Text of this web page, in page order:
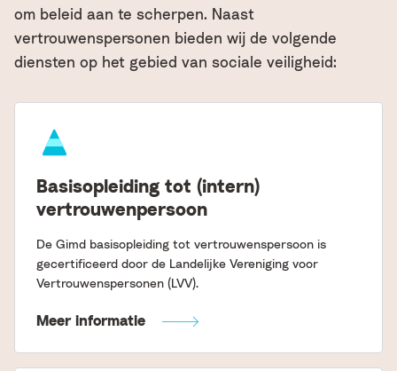
om beleid aan te scherpen. Naast
vertrouwenspersonen bieden wij de volgende
diensten op het gebied van sociale veiligheid:
Basisopleiding tot (intern)
vertrouwenpersoon
De Gimd basisopleiding tot vertrouwenspersoon is
gecertificeerd door de Landelijke Vereniging voor
Vertrouwenspersonen (LVV).
Meer informatie